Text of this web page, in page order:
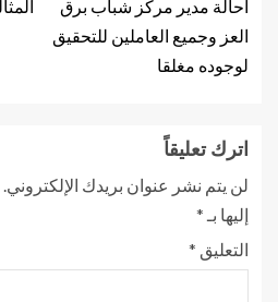
احالة مدير مركز شباب برق
العز وجميع العاملين للتحقيق
لوجوده مغلقا
اترك تعليقاً
لن يتم نشر عنوان بريدك الإلكتروني.
إليها بـ *
التعليق *